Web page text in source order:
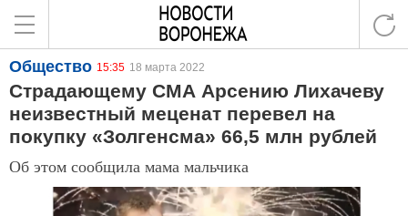
Общество 15:35 18 марта 2022
Страдающему СМА Арсению Лихачеву
неизвестный меценат перевел на
покупку «Золгенсма» 66,5 млн рублей
Об этом сообщила мама мальчика